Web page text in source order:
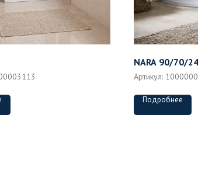
NARA 90/70/
Артикул:
Подробнее